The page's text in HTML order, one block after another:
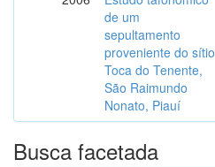
de um
sepultamento
proveniente do sítio
Toca do Tenente,
São Raimundo
Nonato, Piauí
Busca facetada